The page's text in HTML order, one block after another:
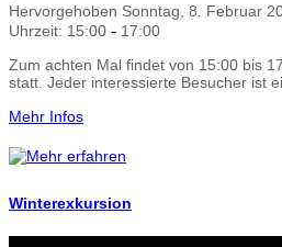
Hervorgehoben Sonntag, 8. Februar
Uhrzeit: 15:00 - 17:00
Zum achten Mal findet von 15:00 bis
statt. Jeder interessierte Besucher ist
Mehr Infos
Winterexkursion